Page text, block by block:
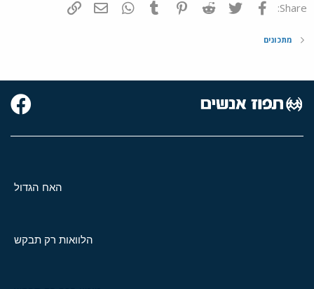
Share: פייסבוק Twitter
Reddit
Pinterest
Tumblr
WhatsAppדואר אלקטרוני
מתכונים
האח הגדול
הלוואות רק תבקש